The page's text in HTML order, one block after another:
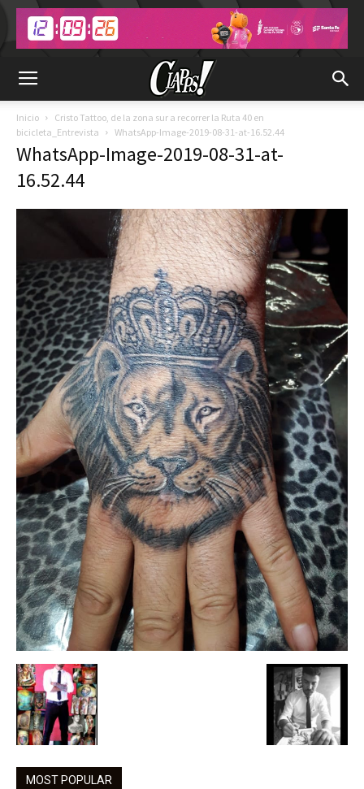
Inicio
Cristo Tattoo, de la zona sur a recorrer la Ruta 40 en
bicicleta_Entrevista
WhatsApp-Image-2019-08-31-at-16.52.44
WhatsApp-Image-2019-08-31-at-
16.52.44
MOST POPULAR